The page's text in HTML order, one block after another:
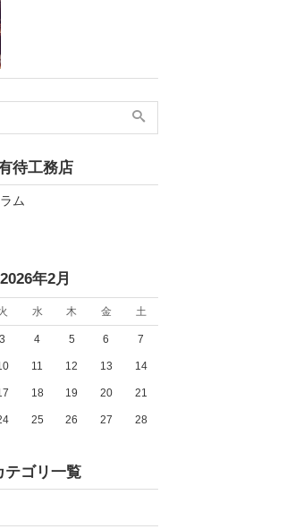
待工務店
ム
2026年2月
水 木 金 土
3 4 5 6 7
11 12 13 14
18 19 20 21
25 26 27 28
テゴリ一覧